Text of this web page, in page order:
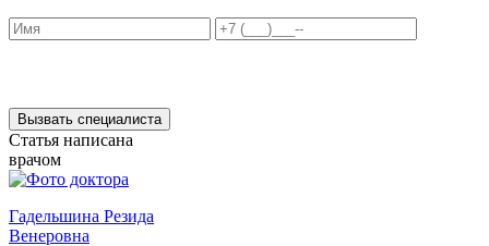
Вызвать специалиста
Статья написана
врачом
Гадельшина Резида
Венеровна